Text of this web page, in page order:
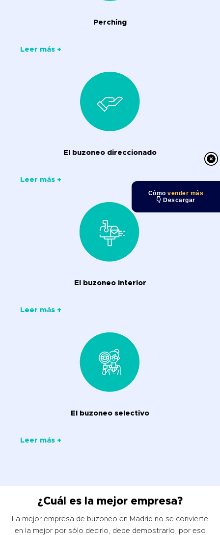
Cómovender más
👇 Descargar
Perching
Leer más +
El buzoneo direccionado
Leer más +
El buzoneo interior
Leer más +
El buzoneo selectivo
Leer más +
¿Cuál es la mejor empresa?
La mejor empresa de buzoneo en Madrid no se convierte
en la mejor por sólo decirlo, debe demostrarlo, por eso